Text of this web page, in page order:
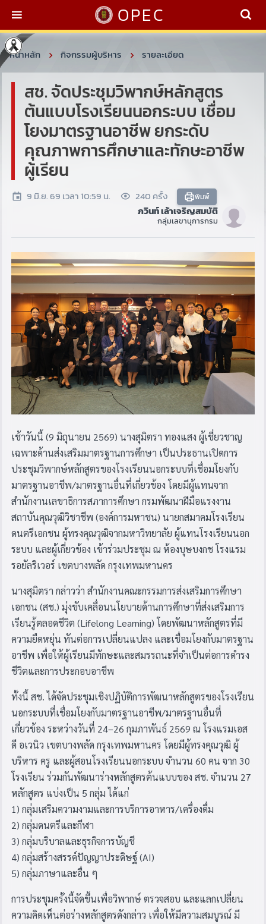
OPEC
หน้าหลัก กิจกรรมผู้บริหาร รายละเอียด
สช. จัดประชุมวิพากษ์หลักสูตร
ต้นแบบโรงเรียนนอกระบบ เชื่อม
โยงมาตรฐานอาชีพ ยกระดับ
คุณภาพการศึกษาและทักษะอาชีพ
ผู้เรียน
9 มิ.ย. 69 เวลา 10:59 น. 240 ครั้ง พิมพ์
ภวินท์ เล้าเจริญสมบัติ
กลุ่มเลขานุการกรม
เช้าวันนี้ (9 มิถุนายน 2569) นางสุมิตรา ทองแสง ผู้เชี่ยวชาญ
เฉพาะด้านส่งเสริมมาตรฐานการศึกษา เป็นประธานเปิดการ
ประชุมวิพากษ์หลักสูตรของโรงเรียนนอกระบบที่เชื่อมโยงกับ
มาตรฐานอาชีพ/มาตรฐานอื่นที่เกี่ยวข้อง โดยมีผู้แทนจาก
สำนักงานเลขาธิการสภาการศึกษา กรมพัฒนาฝีมือแรงงาน
สถาบันคุณวุฒิวิชาชีพ (องค์การมหาชน) นายกสมาคมโรงเรียน
ดนตรีเอกชน ผู้ทรงคุณวุฒิจากมหาวิทยาลัย ผู้แทนโรงเรียนนอก
ระบบ และผู้เกี่ยวข้อง เข้าร่วมประชุม ณ ห้องบุษบงกช โรงแรม
รอยัลริเวอร์ เขตบางพลัด กรุงเทพมหานคร
นางสุมิตรา กล่าวว่า สำนักงานคณะกรรมการส่งเสริมการศึกษา
เอกชน (สช.) มุ่งขับเคลื่อนนโยบายด้านการศึกษาที่ส่งเสริมการ
เรียนรู้ตลอดชีวิต (Lifelong Learning) โดยพัฒนาหลักสูตรที่มี
ความยืดหยุ่น ทันต่อการเปลี่ยนแปลง และเชื่อมโยงกับมาตรฐาน
อาชีพ เพื่อให้ผู้เรียนมีทักษะและสมรรถนะที่จำเป็นต่อการดำรง
ชีวิตและการประกอบอาชีพ
ทั้งนี้ สช. ได้จัดประชุมเชิงปฏิบัติการพัฒนาหลักสูตรของโรงเรียน
นอกระบบที่เชื่อมโยงกับมาตรฐานอาชีพ/มาตรฐานอื่นที่
เกี่ยวข้อง ระหว่างวันที่ 24–26 กุมภาพันธ์ 2569 ณ โรงแรมเอส
ดี อเวนิว เขตบางพลัด กรุงเทพมหานคร โดยมีผู้ทรงคุณวุฒิ ผู้
บริหาร ครู และผู้สอนโรงเรียนนอกระบบ จำนวน 60 คน จาก 30
โรงเรียน ร่วมกันพัฒนาร่างหลักสูตรต้นแบบของ สช. จำนวน 27
หลักสูตร แบ่งเป็น 5 กลุ่ม ได้แก่
1) กลุ่มเสริมความงามและการบริการอาหาร/เครื่องดื่ม
2) กลุ่มดนตรีและกีฬา
3) กลุ่มบริบาลและธุรกิจการบัญชี
4) กลุ่มสร้างสรรค์ปัญญาประดิษฐ์ (AI)
5) กลุ่มภาษาและอื่น ๆ
การประชุมครั้งนี้จัดขึ้นเพื่อวิพากษ์ ตรวจสอบ และแลกเปลี่ยน
ความคิดเห็นต่อร่างหลักสูตรดังกล่าว เพื่อให้มีความสมบูรณ์ มี